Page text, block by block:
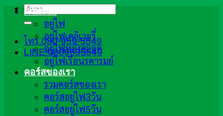
ค้นหา:
โทร.080-959-5549
LINE:0809595549
ภาพรวม
อยู่ไฟ
อยู่ไฟเดลิเวอรี่
อยู่ไฟหลังคลอด
อยู่ไฟเรือนรดารมย์
คอร์สของเรา
รวมคอร์สของเรา
คอร์สอยู่ไฟ3วัน
คอร์สอยู่ไฟ5วัน